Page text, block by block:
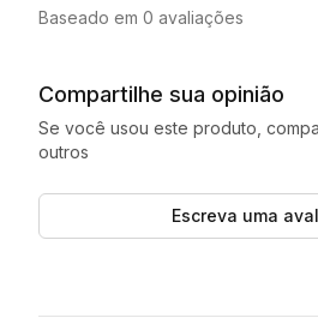
Baseado em 0 avaliações
Compartilhe sua opinião
Se você usou este produto,
outros
Escreva uma